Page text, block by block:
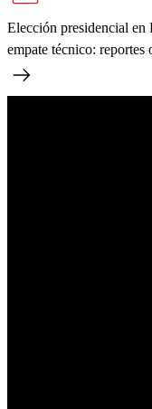
Elección presidencial en
empate técnico: